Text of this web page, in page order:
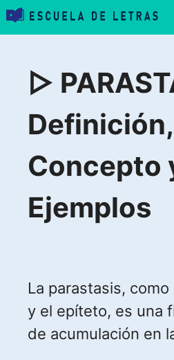
Saltar
contenido
▷
Definición,
Concepto
Ejemplos
La parastasis,
y el epíteto, es una
de acumulación en